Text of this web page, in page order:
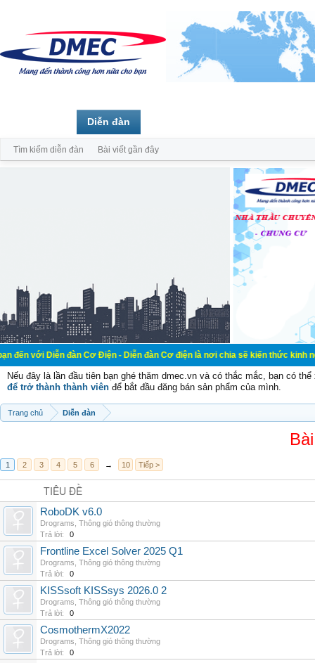
đàn Cơ Điện - Diễn đàn Cơ điện là nơi chia sẽ kiến thức kinh nghiệm
Nếu đây là lần đầu tiên bạn ghé thăm dmec.vn và có thắc mắc, bạn có
để trở thành thành viên để bắt đầu đăng bán sản phẩm của mình.
Trang chủ Diễn đàn
1 2 3 4 5 6 → 10 Tiếp >
TIÊU ĐỀ
RoboDK v6.0
Drograms Thông gió thông thường
Trả lời:
0
Frontline Excel Solver 2025 Q1
Drograms Thông gió thông thường
Trả lời:
0
KISSsoft KISSsys 2026.0 2
Drograms Thông gió thông thường
Trả lời:
0
CosmothermX2022
Drograms Thông gió thông thường
Trả lời:
0
Diễn đàn
Tìm kiếm diễn đàn Bài viết gần đây